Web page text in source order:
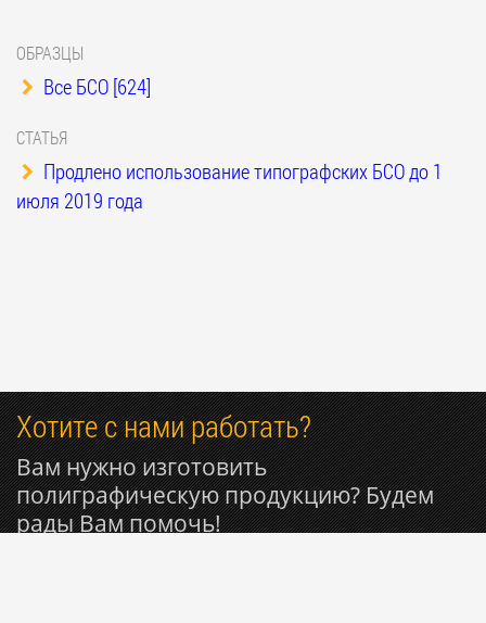
ОБРАЗЦЫ
Все БСО [624]
СТАТЬЯ
Продлено использование типографских БСО до 1
июля 2019 года
Хотите с нами работать?
Вам нужно изготовить
полиграфическую продукцию? Будем
рады Вам помочь!